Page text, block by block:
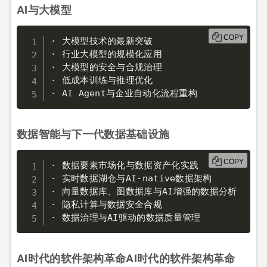
AI与大模型
· 大模型技术的最新突破
· 行业大模型的规模化应用
· 大模型的安全与合规治理
· 低成本训练与推理优化
· AI Agent与企业自动化流程重构
COPY
数据智能与下一代数据基础设施
· 数据要素市场化与数据资产化实践
· 实时数据湖仓与AI-native数据架构
· 向量数据库、图数据库与AI增强的数据分析
· 隐私计算与数据安全合规
· 数据治理与AI驱动的数据质量管理
COPY
AI时代的软件架构革命AI时代的软件架构革命